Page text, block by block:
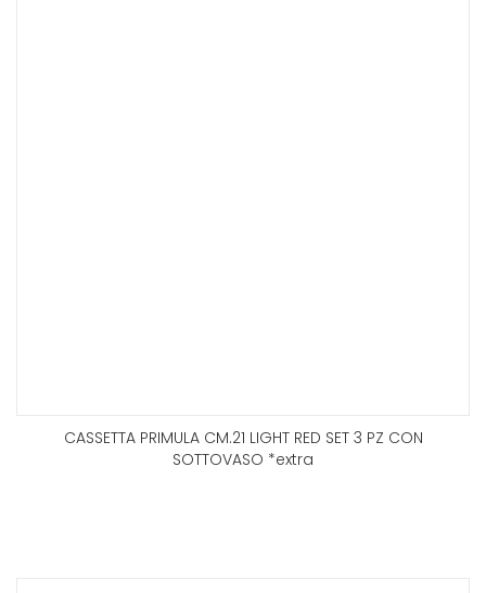
CASSETTA PRIMULA CM.21 LIGHT RED SET 3 PZ CON
SOTTOVASO *extra